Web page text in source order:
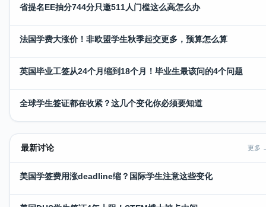
省提名EE抽分744分只邀511人门槛这么高怎么办
法国学费大涨价！非欧盟学生秋季起交更多，预算怎么算
英国毕业工签从24个月缩到18个月！毕业生最该问的4个问题
全球学生签证都在收紧？这几个变化你必须要知道
最新讨论 更多
美国学签费用涨deadline缩？国际学生注意这些变化